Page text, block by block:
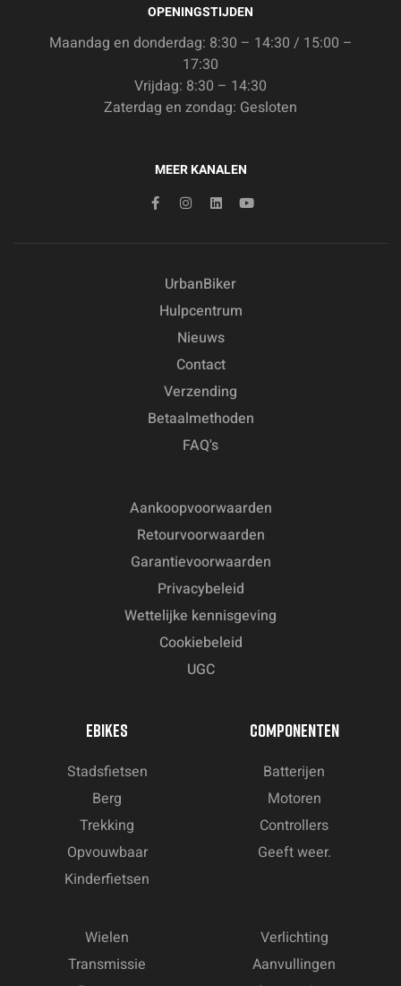
OPENINGSTIJDEN
Maandag en donderdag: 8:30 – 14:30 / 15:00 –
17:30
Vrijdag: 8:30 – 14:30
Zaterdag en zondag: Gesloten
MEER KANALEN
UrbanBiker
Hulpcentrum
Nieuws
Contact
Verzending
Betaalmethoden
FAQ's
Aankoopvoorwaarden
Retourvoorwaarden
Garantievoorwaarden
Privacybeleid
Wettelijke kennisgeving
Cookiebeleid
UGC
EBIKES
Stadsfietsen
Berg
Trekking
Opvouwbaar
Kinderfietsen
COMPONENTEN
Batterijen
Motoren
Controllers
Geeft weer.
Wielen
Transmissie
Verlichting
Aanvullingen